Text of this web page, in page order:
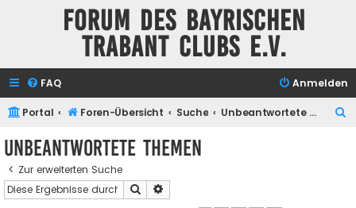
Forum des Bayrischen
Trabant Clubs e.V.
FAQ Anmelden
Portal Foren-Übersicht Suche Unbeantwortete Themen
Unbeantwortete Themen
Zur erweiterten Suche
Suche